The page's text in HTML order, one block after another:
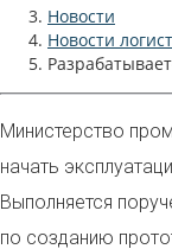
Новости
Новости
Министерство
начать
Выполняется
по созданию